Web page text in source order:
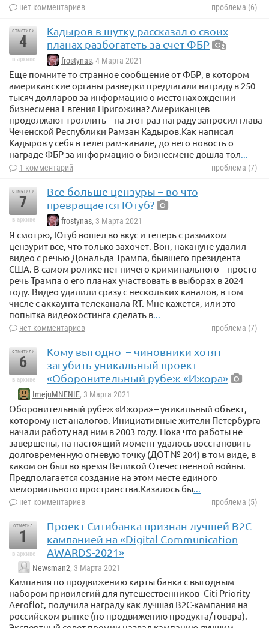
нет комментариев проблема (6)
отметили
4
в архиве
Кадыров в шутку рассказал о своих
планах разбогатеть за счет ФБР
2
frostynas, 4 Марта 2021
Еще помните то странное сообщение от ФБР, в котором
американские органы разведки предлагали награду в 250
тысяч долларов за информацию о местонахождении
бизнесмена Евгения Пригожина? Американцев
продолжают троллить – на этот раз награду запросил глава
Чеченской Республики Рамзан Кадыров.Как написал
Кадыров у себя в телеграм-канале, до него новость о
награде ФБР за информацию о бизнесмене дошла тол...
1 комментарий проблема (7)
отметили
7
в архиве
Все больше цензуры – во что
превращается Ютуб?
frostynas, 3 Марта 2021
Я смотрю, Ютуб вошел во вкус и теперь с размахом
цензурит все, что только захочет. Вон, накануне удалил
видео с речью Дональда Трампа, бывшего президента
США. В самом ролике нет ничего криминального – просто
речь Трампа о его планах участвовать в выборах в 2024
году. Видео удалили сразу с нескольких каналов, в том
числе с аккаунта телеканала RT. Мне кажется, или это
попытка видеохостинга сделать в...
нет комментариев проблема (7)
отметили
6
в архиве
Кому выгодно ­ ­– чиновники хотят
загубить уникальный проект
«Оборонительный рубеж «Ижора»
ImejuMNENIE, 3 Марта 2021
Оборонительный рубеж «Ижора» – уникальный объект,
которому нет аналогов. Инициативные жители Петербурга
начали работу над ним в 2003 году. Пока что работы не
завершены, на настоящий момент удалось восстановить
долговременную огневую точку (ДОТ № 204) в том виде, в
каком он был во время Великой Отечественной войны.
Предполагается создание на этом месте единого
мемориального пространства.Казалось бы
нет комментариев проблема (5)
отметил
1
в архиве
Проект Ситибанка признан лучшей B2C-
кампанией на «Digital Communication
AWARDS-2021»
Newsman2, 3 Марта 2021
Кампания по продвижению карты банка с выгодным
набором привилегий для путешественников -Citi Priority
Aeroflot, получила награду как лучшая B2С-кампания на
российском рынке (по продвижению продукта/товара).